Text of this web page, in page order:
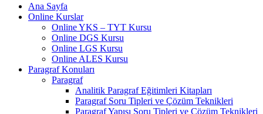
Ana Sayfa
Online Kurslar
Online YKS – TYT Kursu
Online DGS Kursu
Online LGS Kursu
Online ALES Kursu
Paragraf Konuları
Paragraf
Analitik Paragraf Eğitimleri Kitapları
Paragraf Soru Tipleri ve Çözüm Teknikleri
Paragraf Yapısı Soru Tipleri ve Çözüm Teknikleri